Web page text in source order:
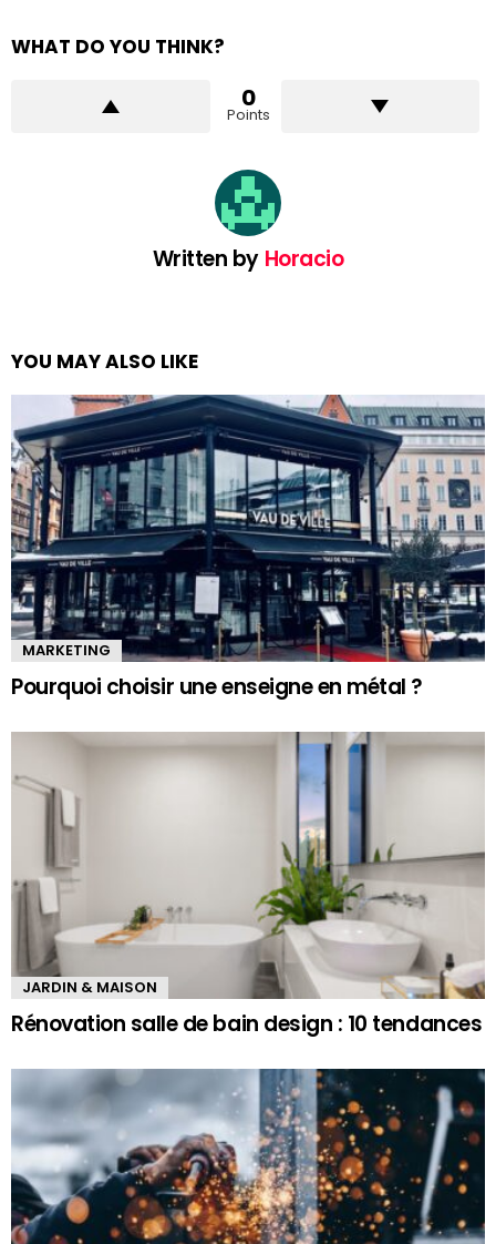
WHAT DO YOU THINK?
0
Points
Written by Horacio
YOU MAY ALSO LIKE
MARKETING
Pourquoi choisir une enseigne en métal ?
JARDIN & MAISON
Rénovation salle de bain design : 10 tendances